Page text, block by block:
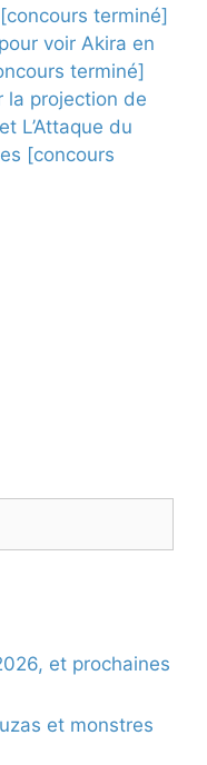
terminé]
voir Akira en
terminé]
la projection de
L’Attaque du
[concours
et prochaines
et monstres